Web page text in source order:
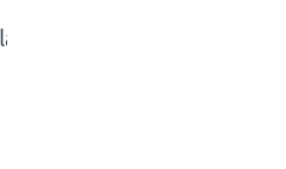
unter Verwendung